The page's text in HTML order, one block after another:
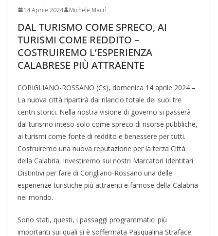
14 Aprile 2024 Michele Macrì
DAL TURISMO COME SPRECO, AI
TURISMI COME REDDITO –
COSTRUIREMO L’ESPERIENZA
CALABRESE PIÙ ATTRAENTE
CORIGLIANO-ROSSANO (Cs), domenica 14 aprile 2024 –
La nuova città ripartirà dal rilancio totale dei suoi tre
centri storici. Nella nostra visione di governo si passerà
dal turismo inteso solo come spreco di risorse pubbliche,
ai turismi come fonte di reddito e benessere per tutti.
Costruiremo una nuova reputazione per la terza Città
della Calabria. Investiremo sui nostri Marcatori Identitari
Distintivi per fare di Corigliano-Rossano una delle
esperienze turistiche più attraenti e famose della Calabria
nel mondo.
Sono stati, questi, i passaggi programmatici più
importanti sui quali si è soffermata Pasqualina Straface